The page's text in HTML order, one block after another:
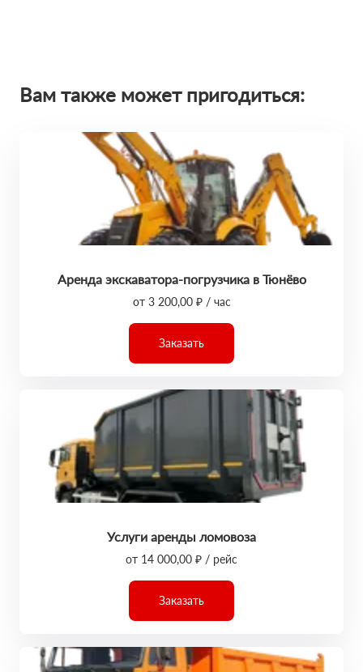
Вам также может пригодиться:
Аренда экскаватора-погрузчика в Тюнёво
от 3 200,00 ₽ / час
Заказать
Услуги аренды ломовоза
от 14 000,00 ₽ / рейс
Заказать